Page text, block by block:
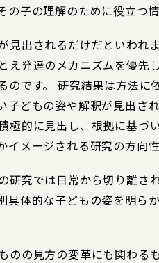
子の理解のために役立つ
出されるだけだといわれ
発達のメカニズムを優先
です。 研究結果は方法に
どもの姿や解釈が見出さ
的に見出し、根拠に基づ
メージされる研究の方向性
究では日常から切り離さ
体的な子どもの姿を明ら
の見方の変革にも関わる